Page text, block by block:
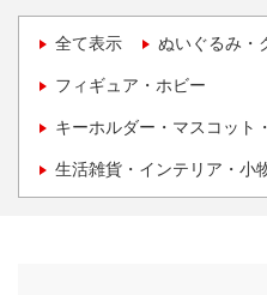
全て表示 ぬいぐるみ・
フィギュア・ホビー
キーホルダー・マスコット
生活雑貨・インテリア・小